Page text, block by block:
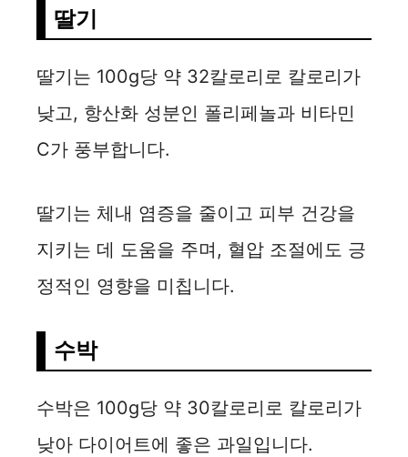
딸기
딸기는 100g당 약 32칼로리로 칼로리가
낮고, 항산화 성분인 폴리페놀과 비타민
C가 풍부합니다.
딸기는 체내 염증을 줄이고 피부 건강을
지키는 데 도움을 주며, 혈압 조절에도 긍
정적인 영향을 미칩니다.
수박
수박은 100g당 약 30칼로리로 칼로리가
낮아 다이어트에 좋은 과일입니다.